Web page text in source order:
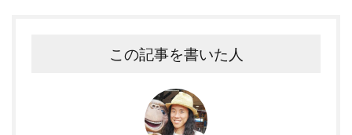
この記事を書いた人